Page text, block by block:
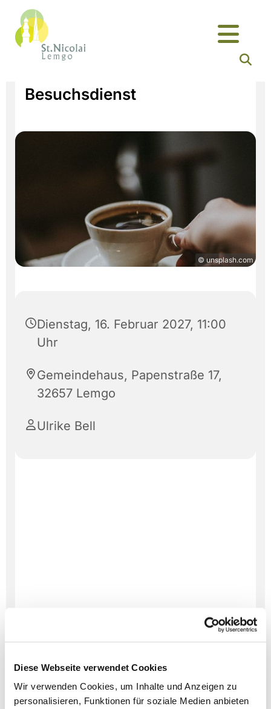
Diese Webseite verwendet Cookies
Wir verwenden Cookies, um Inhalte und Anzeigen zu
personalisieren, Funktionen für soziale Medien anbieten
Besuchsdienst
© unsplash.com
Dienstag, 16. Februar 2027, 11:00
Uhr
Gemeindehaus, Papenstraße 17,
32657 Lemgo
Ulrike Bell